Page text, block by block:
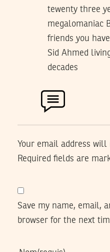
tewenty three
megalomaniac
friends you
Sid Ahmed
decades
Your email address will
Required fields are
Save my name, email,
browser for the next